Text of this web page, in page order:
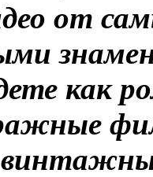
от
как